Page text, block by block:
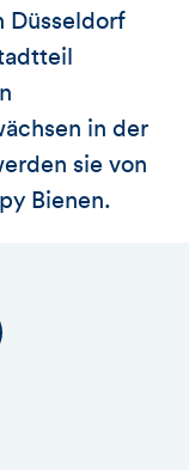
Düsseldorf
in der
sie von
Bienen.